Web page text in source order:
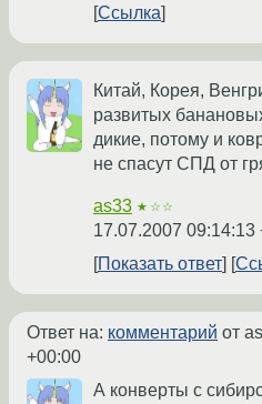
Ссылка
Китай, Корея,
развитых
дикие, потому и
не спасут СПД от
as33 ★☆☆
17.07.2007 09:14:13
Показать ответ
Ответ на: комментарий от
+00:00
А конверты с